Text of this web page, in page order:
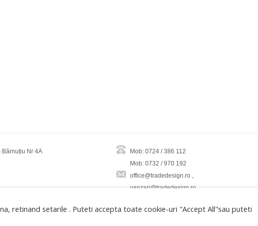
Bărnuțiu Nr 4A
Mob: 0724 / 386 112
Mob: 0732 / 970 192
office@tradedesign.ro ,
vanzari@tradedesign.ro
retinand setarile . Puteti accepta toate cookie-uri "Accept All"sau puteti